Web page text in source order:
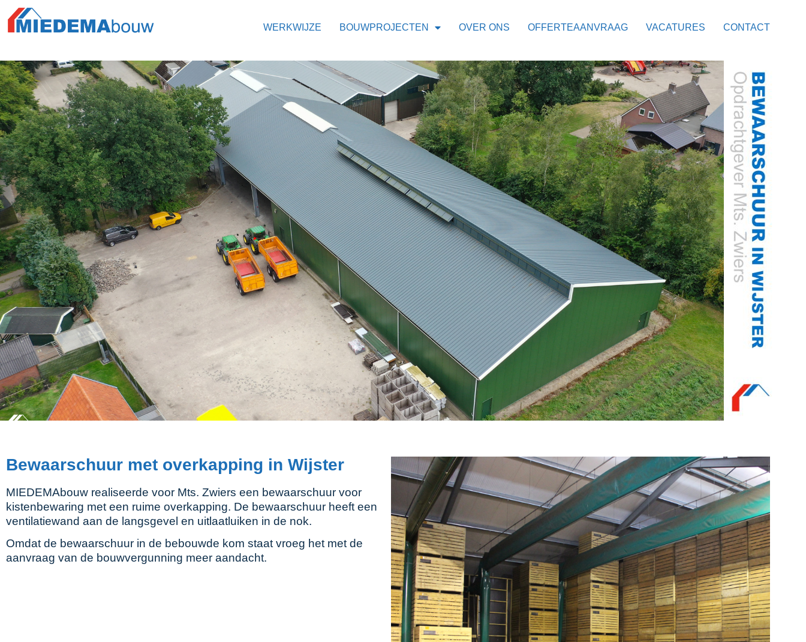
WERKWIJZE BOUWPROJECTEN OVER ONS OFFERTEAANVRAAG VACATURES CONTACT
Bewaarschuur met overkapping in Wijster
MIEDEMAbouw realiseerde voor Mts. Zwiers een bewaarschuur voor
kistenbewaring met een ruime overkapping. De bewaarschuur heeft een
ventilatiewand aan de langsgevel en uitlaatluiken in de nok.
Omdat de bewaarschuur in de bebouwde kom staat vroeg het met de
aanvraag van de bouwvergunning meer aandacht.